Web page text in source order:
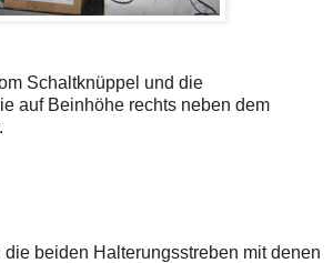
Schaltknüppel und die
auf Beinhöhe rechts neben dem
beiden Halterungsstreben mit denen